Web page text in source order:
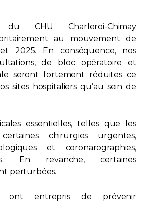
DE LA SANTÉ
AUDITOIRES
RGPD
071 92 11 11
CHU Charleroi-Chimay
au mouvement de
2025. En conséquence, nos
de bloc opératoire et
seront fortement réduites ce
sites hospitaliers qu’au sein de
essentielles, telles que les
certaines chirurgies urgentes,
et coronarographies,
En revanche, certaines
perturbées.
ont entrepris de prévenir